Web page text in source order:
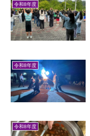
令和8年度
令和8年度
令和8年度